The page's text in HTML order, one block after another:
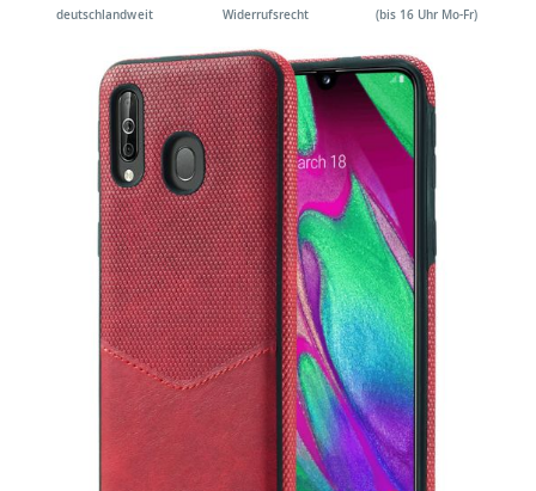
Bildergalerie
Bildergalerie
deutschlandweit
Widerrufsrecht
(bis 16 Uhr Mo-Fr)